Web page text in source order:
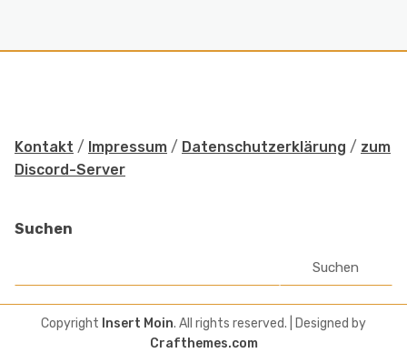
Kontakt / Impressum / Datenschutzerklärung / zum
Discord-Server
Suchen
Suchen
Copyright Insert Moin. All rights reserved.
| Designed by
Crafthemes.com